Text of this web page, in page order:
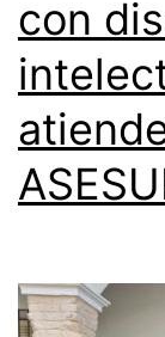
con